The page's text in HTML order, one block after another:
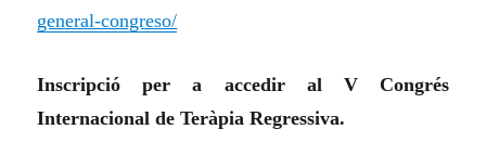
general-congreso/
Inscripció per a accedir al V Congrés
Internacional de Teràpia Regressiva.